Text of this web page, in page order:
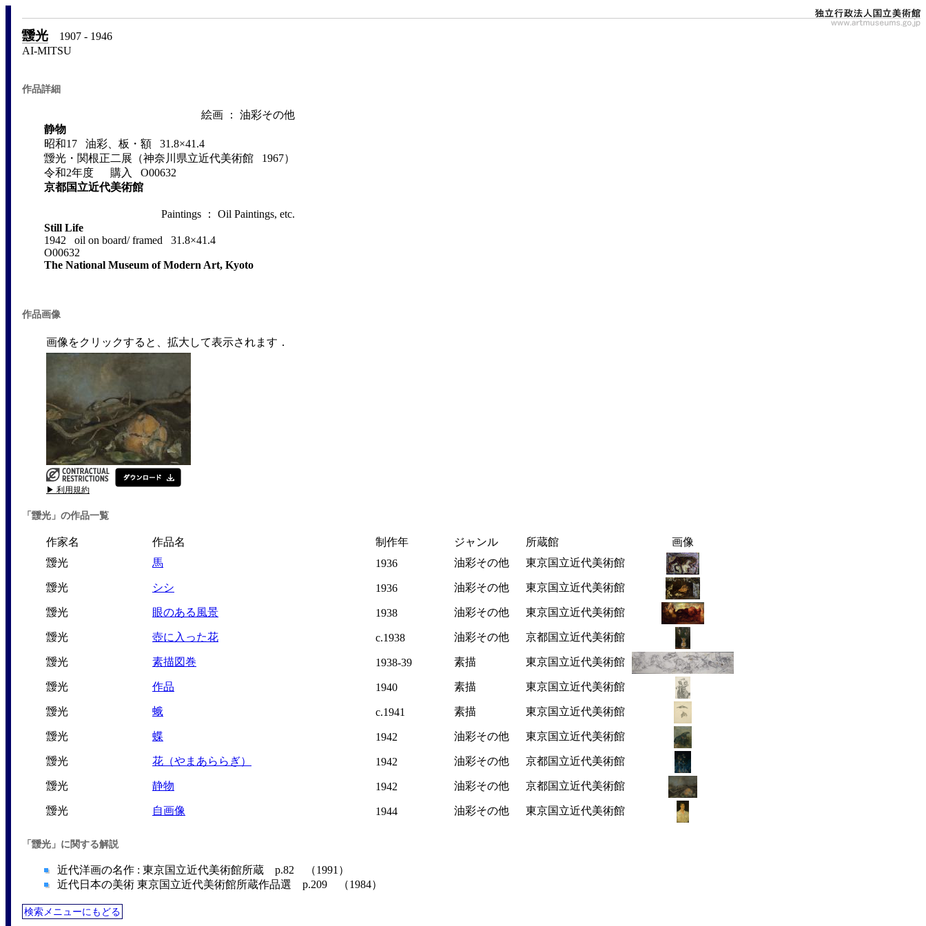
靉光 1907 - 1946
AI-MITSU
作品詳細
絵画 ： 油彩その他
静物
昭和17 油彩、板・額 31.8×41.4
靉光・関根正二展（神奈川県立近代美術館 1967）
令和2年度 購入 O00632
京都国立近代美術館
Paintings ： Oil Paintings, etc.
Still Life
1942 oil on board/ framed 31.8×41.4
O00632
The National Museum of Modern Art, Kyoto
作品画像
画像をクリックすると、拡大して表示されます．
▶ 利用規約
「靉光」の作品一覧
作家名 作品名 制作年 ジャンル 所蔵館
画像
靉光
馬 1936 油彩その他 東京国立近代美術館
靉光 シシ 1936 油彩その他 東京国立近代美術館
靉光 眼のある風景 1938 油彩その他 東京国立近代美術館
靉光 壺に入った花 c.1938 油彩その他 京都国立近代美術館
靉光 素描図巻 1938-39 素描 東京国立近代美術館
靉光 作品 1940 素描 東京国立近代美術館
靉光 蛾 c.1941 素描 東京国立近代美術館
靉光 蝶 1942 油彩その他 東京国立近代美術館
靉光 花（やまあららぎ） 1942 油彩その他 京都国立近代美術館
靉光 静物 1942 油彩その他 京都国立近代美術館
靉光 自画像 1944 油彩その他 東京国立近代美術館
「靉光」に関する解説
近代洋画の名作 : 東京国立近代美術館所蔵 p.82 （1991）
近代日本の美術 東京国立近代美術館所蔵作品選 p.209 （1984）
検索メニューにもどる